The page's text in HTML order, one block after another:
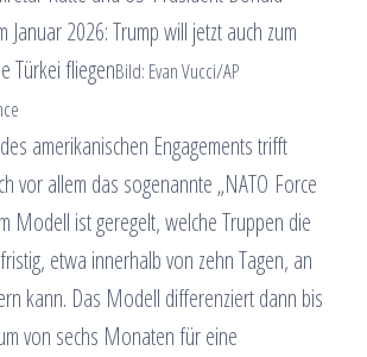
Januar 2026: Trump will jetzt auch zum
Türkei fliegenBild: Evan Vucci/AP
amerikanischen Engagements trifft
vor allem das sogenannte „NATO Force
Modell ist geregelt, welche Truppen die
etwa innerhalb von zehn Tagen, an
kann. Das Modell differenziert dann bis
von sechs Monaten für eine